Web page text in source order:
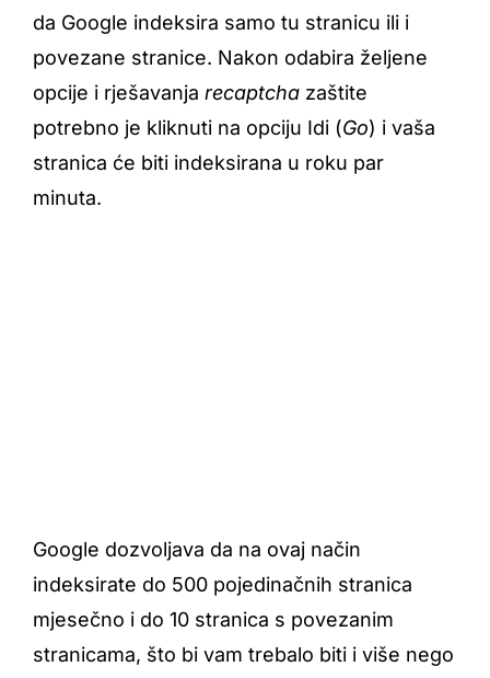
da Google indeksira samo tu stranicu ili i
povezane stranice. Nakon odabira željene
opcije i rješavanja recaptcha zaštite
potrebno je kliknuti na opciju Idi (Go) i vaša
stranica će biti indeksirana u roku par
minuta.
Google dozvoljava da na ovaj način
indeksirate do 500 pojedinačnih stranica
mjesečno i do 10 stranica s povezanim
stranicama, što bi vam trebalo biti i više nego